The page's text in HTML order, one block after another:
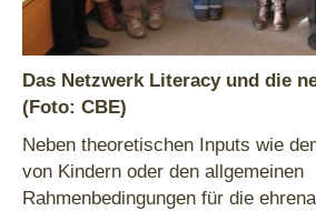
Das Netzwerk Literacy und die
(Foto: CBE)
Neben theoretischen Inputs wie
von Kindern oder den allgemeinen
Rahmenbedingungen für die